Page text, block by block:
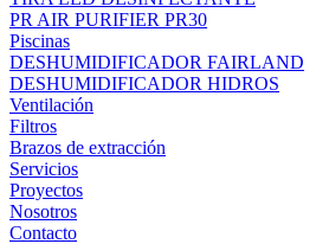
PR AIR PURIFIER PR30
Piscinas
DESHUMIDIFICADOR FAIRLAND
DESHUMIDIFICADOR HIDROS
Ventilación
Filtros
Brazos de extracción
Servicios
Proyectos
Nosotros
Contacto